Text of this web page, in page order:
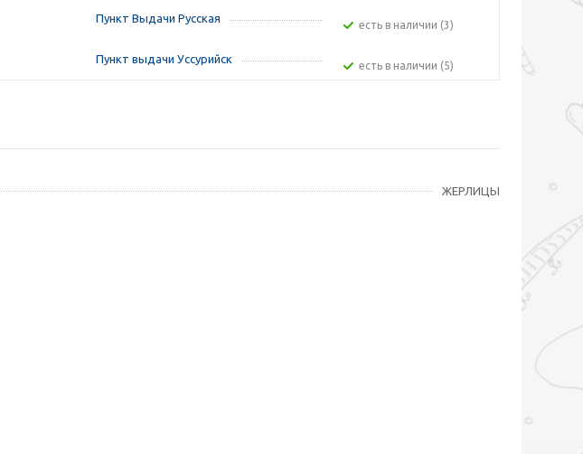
Пункт Выдачи Русская Есть в наличии (3)
Пункт выдачи Уссурийск Есть в наличии (5)
ЖЕРЛИЦЫ